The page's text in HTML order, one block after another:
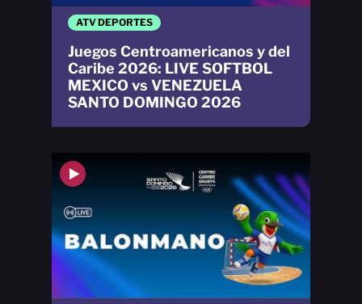
ATV DEPORTES
Juegos Centroamericanos y del
Caribe 2026: LIVE SOFTBOL
MEXICO vs VENEZUELA
SANTO DOMINGO 2026